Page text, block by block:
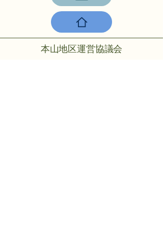
本山地区運営協議会